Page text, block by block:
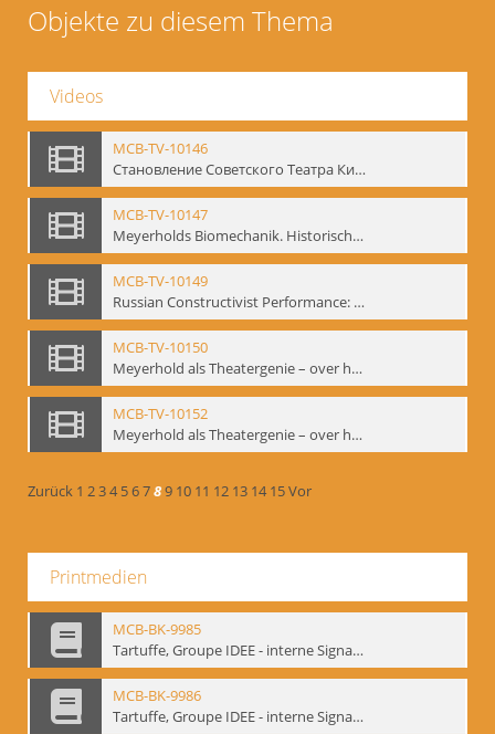
Objekte zu diesem Thema
Videos
MCB-TV-10146
Становление Советского Театра Кино - свидетельства эпохи 1920-1936 / Entstehung des sowjetischen Theaters – kinematografische Zeugnisse 1920-1936 - Interne Signatur: BM-vid-96
MCB-TV-10147
Meyerholds Biomechanik. Historisches Filmmaterial - Interne Signatur: BM-vid-99
MCB-TV-10149
Russian Constructivist Performance: An Evening of Foregger's Mastfor Cabaret. Good Treatment for Horses - Interne Signatur: BM-vid-105
MCB-TV-10150
Meyerhold als Theatergenie – over het mechanik van de acteursexpressie - Interne Signatur: BM-vid-108
MCB-TV-10152
Meyerhold als Theatergenie – over het mechanik van de acteursexpressie, Ausschnitt 2 - Interne Signatur: BM-vid-108_A2
Zurück 1 234 56789 10 11 12 13 14 15Vor
Printmedien
MCB-BK-9985
Tartuffe, Groupe IDEE - interne Signatur: BM-prt-192
MCB-BK-9986
Tartuffe, Groupe IDEE - interne Signatur: BM-prt-193